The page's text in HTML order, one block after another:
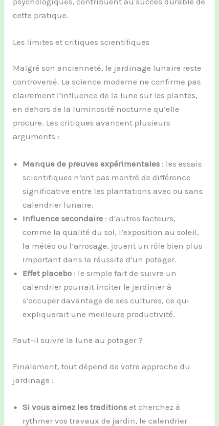
cette pratique.
Les limites et critiques scientifiques
Malgré son ancienneté, le jardinage lunaire reste
controversé. La science moderne ne confirme pas
clairement l’influence de la lune sur les plantes,
en dehors de la luminosité nocturne qu’elle
procure. Les critiques avancent plusieurs
arguments :
Manque de preuves expérimentales : les essais
scientifiques n’ont pas montré de différence
significative entre les plantations avec ou sans
calendrier lunaire.
Influence secondaire : d’autres facteurs,
comme la qualité du sol, l’exposition au soleil,
la météo ou l’arrosage, jouent un rôle bien plus
important dans la réussite d’un potager.
Effet placebo : le simple fait de suivre un
calendrier pourrait inciter le jardinier à
s’occuper davantage de ses cultures, ce qui
expliquerait une meilleure productivité.
Faut-il suivre la lune au potager ?
Finalement, tout dépend de votre approche du
jardinage :
Si vous aimez les traditions et cherchez à
rythmer vos travaux de jardin, le calendrier